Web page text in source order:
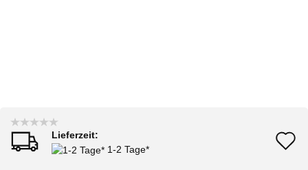
Lieferzeit:
1-2 Tage*